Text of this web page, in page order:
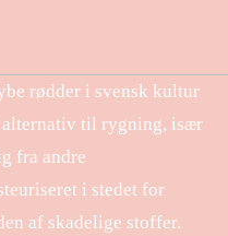
rødder i svensk kultur
alternativ til rygning, især
fra andre
i stedet for
af skadelige stoffer.